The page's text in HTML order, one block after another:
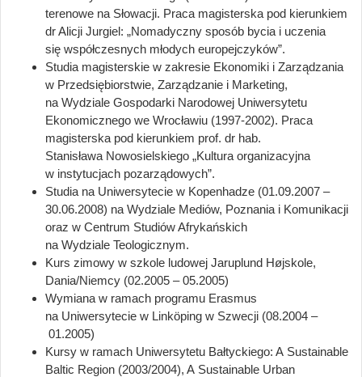
terenowe na Słowacji. Praca magisterska pod kierunkiem
dr Alicji Jurgiel: „Nomadyczny sposób bycia i uczenia
się współczesnych młodych europejczyków”.
Studia magisterskie w zakresie Ekonomiki i Zarządzania
w Przedsiębiorstwie, Zarządzanie i Marketing,
na Wydziale Gospodarki Narodowej Uniwersytetu
Ekonomicznego we Wrocławiu (1997-2002). Praca
magisterska pod kierunkiem prof. dr hab.
Stanisława Nowosielskiego „Kultura organizacyjna
w instytucjach pozarządowych”.
Studia na Uniwersytecie w Kopenhadze (01.09.2007 –
30.06.2008) na Wydziale Mediów, Poznania i Komunikacji
oraz w Centrum Studiów Afrykańskich
na Wydziale Teologicznym.
Kurs zimowy w szkole ludowej Jaruplund Højskole,
Dania/Niemcy (02.2005 – 05.2005)
Wymiana w ramach programu Erasmus
na Uniwersytecie w Linköping w Szwecji (08.2004 –
01.2005)
Kursy w ramach Uniwersytetu Bałtyckiego: A Sustainable
Baltic Region (2003/2004), A Sustainable Urban